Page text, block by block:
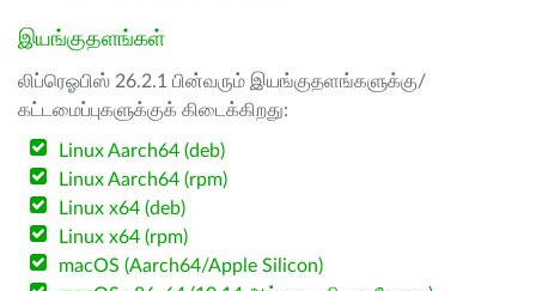
இயங்குதளங்கள்
லிப்ரெஓபிஸ் 26.2.1 பின்வரும் இயங்குதளங்களுக்கு/
கட்டமைப்புகளுக்குக் கிடைக்கிறது:
Linux Aarch64 (deb)
Linux Aarch64 (rpm)
Linux x64 (deb)
Linux x64 (rpm)
macOS (Aarch64/Apple Silicon)